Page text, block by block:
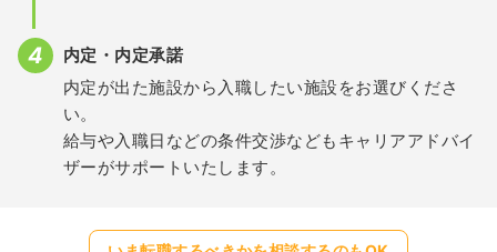
内定・内定承諾
内定が出た施設から入職したい施設をお選びくださ
い。
給与や入職日などの条件交渉などもキャリアアドバイ
ザーがサポートいたします。